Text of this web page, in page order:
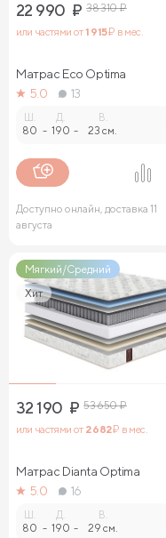
22 990 ₽ 38 310₽
или частями от1 915₽ в мес.
Матрас Eco Optima
5.0
13
80 -
Д.
190 -
В.
23 см.
Доступно онлайн, доставка 11
августа
Мягкий/Средний
Хит
32 190 ₽ 53 650₽
или частями от 2 682₽ в мес.
Матрас Dianta Optima
5.0
16
80 -
Д.
190 -
В.
29 см.